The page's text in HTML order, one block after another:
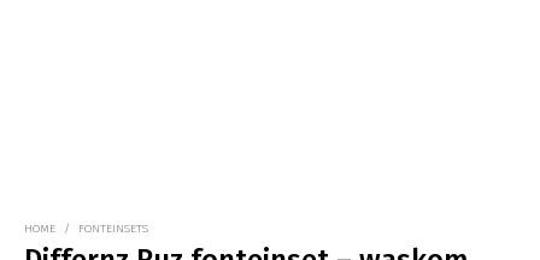
HOME / FONTEINSETS